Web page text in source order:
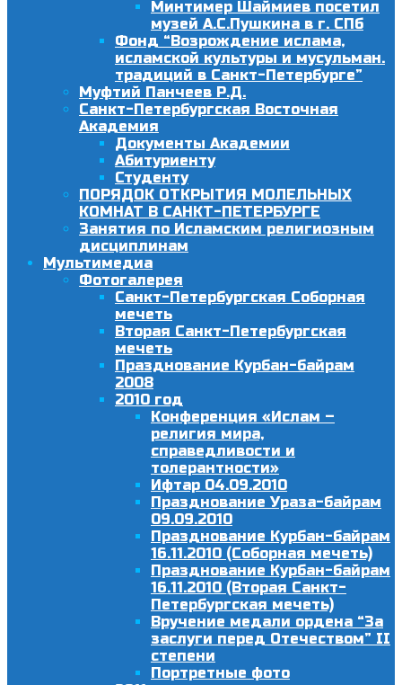
Минтимер Шаймиев посетил
музей А.С.Пушкина в г. СПб
Фонд “Возрождение ислама,
исламской культуры и мусульман.
традиций в Санкт-Петербурге”
Муфтий Панчеев Р.Д.
Санкт-Петербургская Восточная
Академия
Документы Академии
Абитуриенту
Студенту
ПОРЯДОК ОТКРЫТИЯ МОЛЕЛЬНЫХ
КОМНАТ В САНКТ-ПЕТЕРБУРГЕ
Занятия по Исламским религиозным
дисциплинам
Мультимедиа
Фотогалерея
Санкт-Петербургская Соборная
мечеть
Вторая Санкт-Петербургская
мечеть
Празднование Курбан-байрам
2008
2010 год
Конференция «Ислам –
религия мира,
справедливости и
толерантности»
Ифтар 04.09.2010
Празднование Ураза-байрам
09.09.2010
Празднование Курбан-байрам
16.11.2010 (Соборная мечеть)
Празднование Курбан-байрам
16.11.2010 (Вторая Санкт-
Петербургская мечеть)
Вручение медали ордена “За
заслуги перед Отечеством” II
степени
Портретные фото